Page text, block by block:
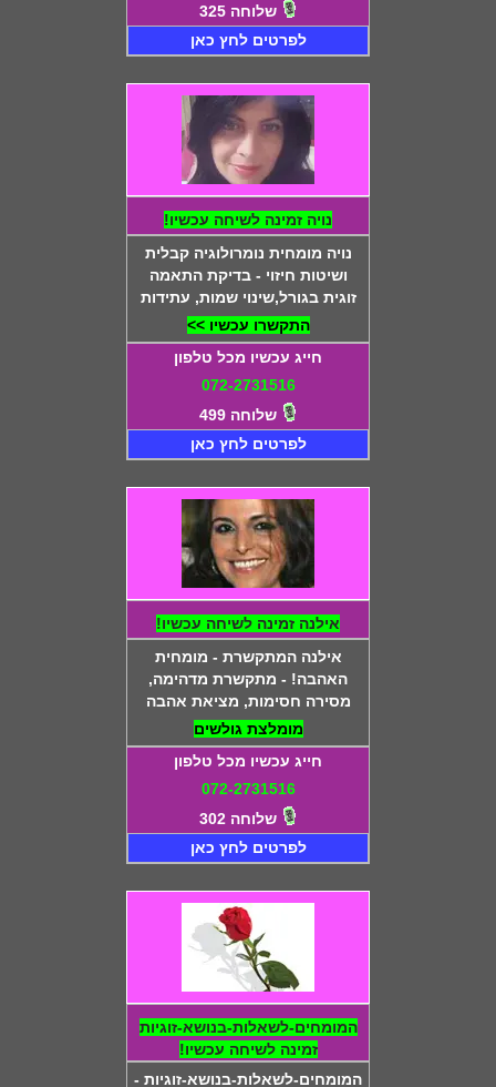
שלוחה 325
לפרטים לחץ כאן
נויה זמינה לשיחה עכשיו!
נויה מומחית נומרולוגיה קבלית
ושיטות חיזוי - בדיקת התאמה
זוגית בגורל,שינוי שמות, עתידות
התקשרו עכשיו >>
חייג עכשיו מכל טלפון
072-2731516
שלוחה 499
לפרטים לחץ כאן
אילנה זמינה לשיחה עכשיו!
אילנה המתקשרת - מומחית
האהבה! - מתקשרת מדהימה,
מסירה חסימות, מציאת אהבה
מומלצת גולשים
חייג עכשיו מכל טלפון
072-2731516
שלוחה 302
לפרטים לחץ כאן
המומחים-לשאלות-בנושא-זוגיות
זמינה לשיחה עכשיו!
המומחים-לשאלות-בנושא-זוגיות -